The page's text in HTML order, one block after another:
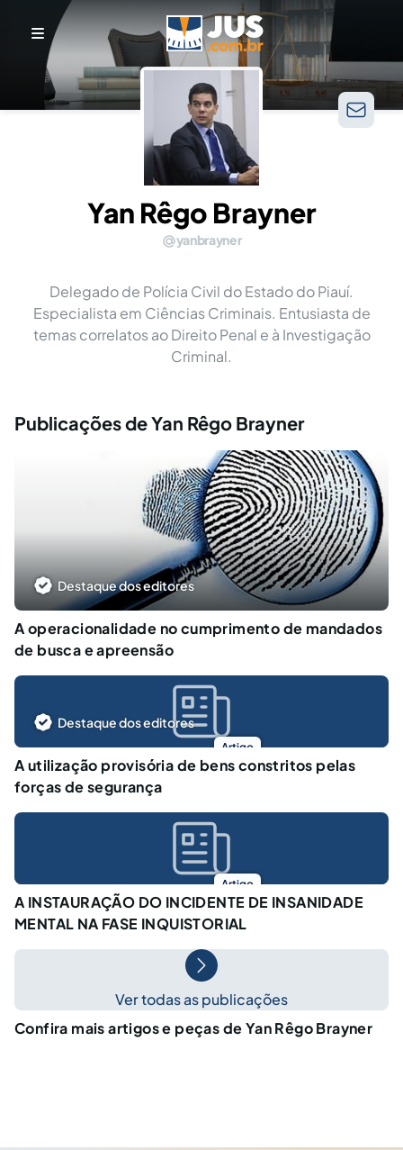
Yan Rêgo Brayner
yanbrayner
Delegado de Polícia Civil do Estado do Piauí.
Especialista em Ciências Criminais. Entusiasta de
temas correlatos ao Direito Penal e à Investigação
Criminal.
Publicações de Yan Rêgo Brayner
Destaque dos editores
A operacionalidade no cumprimento de mandados
de busca e apreensão
Artigo
Destaque dos editores
A utilização provisória de bens constritos pelas
forças de segurança
Artigo
A INSTAURAÇÃO DO INCIDENTE DE INSANIDADE
MENTAL NA FASE INQUISTORIAL
Ver todas as publicações
Confira mais artigos e peças de Yan Rêgo Brayner